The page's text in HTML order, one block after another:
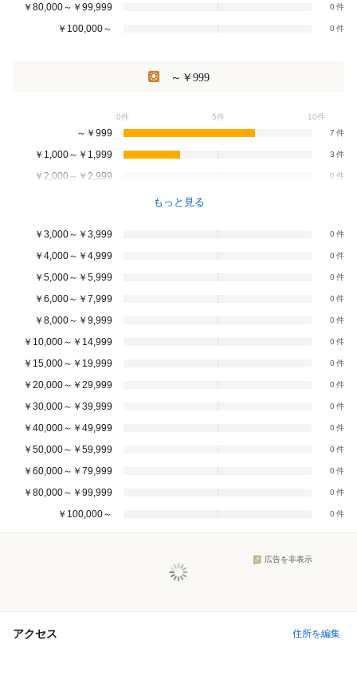
￥80,000～￥99,999 0
￥100,000～ 0
～￥999
0件 5件 10件
～￥999 7
￥1,000～￥1,999 3
￥2,000～￥2,999 0
もっと見る
￥3,000～￥3,999 0
￥4,000～￥4,999 0
￥5,000～￥5,999 0
￥6,000～￥7,999 0
￥8,000～￥9,999 0
￥10,000～￥14,999 0
￥15,000～￥19,999 0
￥20,000～￥29,999 0
￥30,000～￥39,999 0
￥40,000～￥49,999 0
￥50,000～￥59,999 0
￥60,000～￥79,999 0
￥80,000～￥99,999 0
￥100,000～ 0
広告を非表示
アクセス 住所を編集